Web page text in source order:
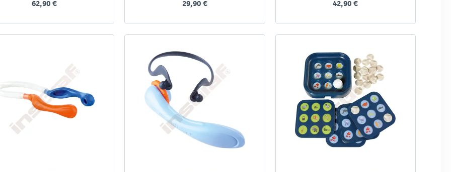
62,90 € 29,90 € 42,90 €